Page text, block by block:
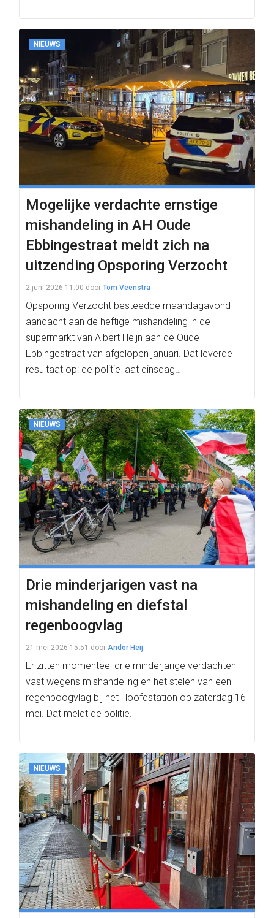
NIEUWS
Mogelijke verdachte ernstige
mishandeling in AH Oude
Ebbingestraat meldt zich na
uitzending Opsporing Verzocht
2 juni 2026 11:00 door Tom Veenstra
Opsporing Verzocht besteedde maandagavond
aandacht aan de heftige mishandeling in de
supermarkt van Albert Heijn aan de Oude
Ebbingestraat van afgelopen januari. Dat leverde
resultaat op: de politie laat dinsdag…
NIEUWS
Drie minderjarigen vast na
mishandeling en diefstal
regenboogvlag
21 mei 2026 15:51 door Andor Heij
Er zitten momenteel drie minderjarige verdachten
vast wegens mishandeling en het stelen van een
regenboogvlag bij het Hoofdstation op zaterdag 16
mei. Dat meldt de politie.
NIEUWS